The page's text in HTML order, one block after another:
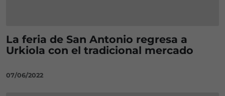
La feria de San Antonio regresa a
Urkiola con el tradicional mercado
07/06/2022